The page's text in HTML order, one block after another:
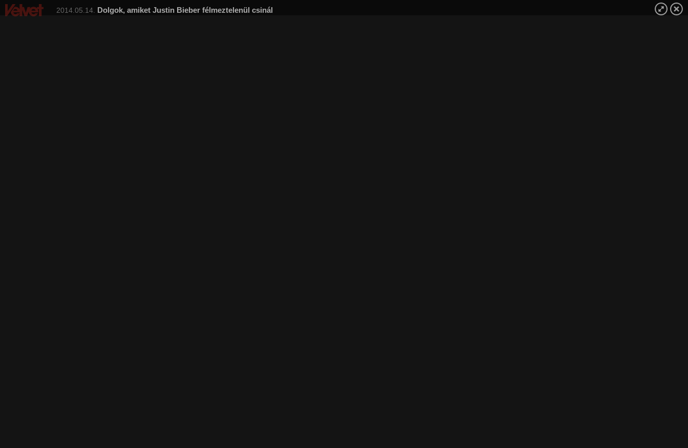
Dolgok, amiket Justin Bieber félmeztelenül csinál
2014.05.14.